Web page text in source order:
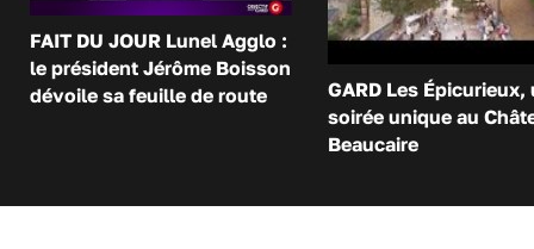
FAIT DU JOUR Lunel Agglo :
le président Jérôme Boisson
dévoile sa feuille de route
GARD Les Épicurieux,
soirée unique au
Beaucaire